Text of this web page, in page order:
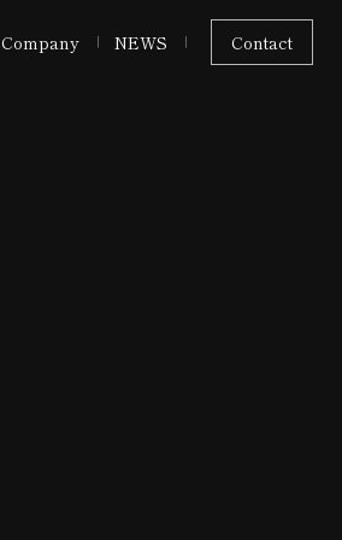
Company NEWS Contact